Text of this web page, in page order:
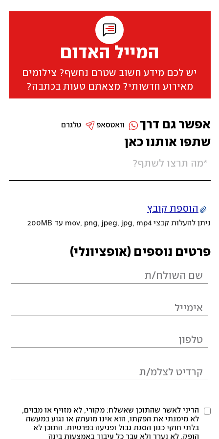
המייל האדום
יש לכם מידע חשוב שטרם נחשף? צילומים
מאירוע חדשותי? מצאתם טעות בכתבה?
שתפו אותנו כאן
הוספת קובץ
ניתן להעלות קבצי mov, png, jpeg, jpg, mp4 עד 200MB
פרטים נוספים (אופציונלי)
הריני לאשר שהתוכן שאשלח: מקורי, לא מזויף או מבוים,
לא מימנתי את הפקתו, הוא אינו מועתק או נגוע במעשה
בלתי חוקי כגון הסגת גבול ופגיעה בפרטיות. התוכן לא
הופק, לא נערך ולא עבר כל עיבוד באמצעות בינה
אפשר גם דרך טלגרם וואטסאפ